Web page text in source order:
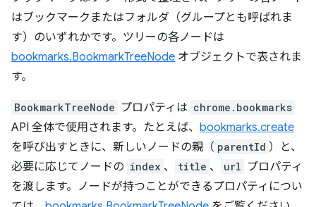
はブックマークまたはフォルダ（グループとも呼ばれま
す）のいずれかです。ツリーの各ノードは
bookmarks.BookmarkTreeNode オブジェクトで表されま
す。
BookmarkTreeNode プロパティは chrome.bookmarks
API 全体で使用されます。たとえば、 bookmarks.create
を呼び出すときに、新しいノードの親（ parentId ）と、
必要に応じてノードの index 、 title 、 url プロパティ
を渡します。ノードが持つことができるプロパティについ